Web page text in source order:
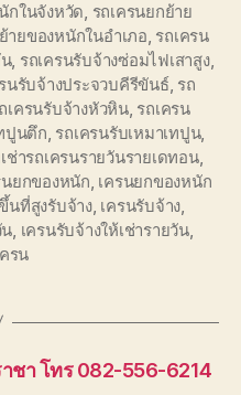
กในจังหวัด, รถเครนยกย้าย
ายของหนักในอำเภอ, รถเครน
, รถเครนรับจ้างซ่อมไฟเสาสูง,
นรับจ้างประจวบคีรีขันธ์, รถ
เครนรับจ้างหัวหิน, รถเครน
ปูนตึก, รถเครนรับเหมาเทปูน,
ช่ารถเครนรายวันรายเดทอน,
นยกของหนัก, เครนยกของหนัก
นที่สูงรับจ้าง, เครนรับจ้าง,
, เครนรับจ้างให้เช่ารายวัน,
รน
ชา โทร 082-556-6214